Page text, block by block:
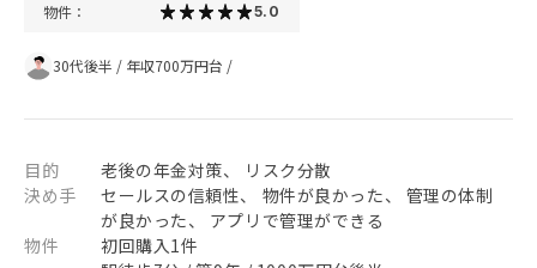
物件： 5.0
30代後半 / 年収700万円台 /
目的
老後の年金対策、 リスク分散
決め手
セールスの信頼性、 物件が良かった、 管理の体制
が良かった、 アプリで管理ができる
物件
初回購入1件